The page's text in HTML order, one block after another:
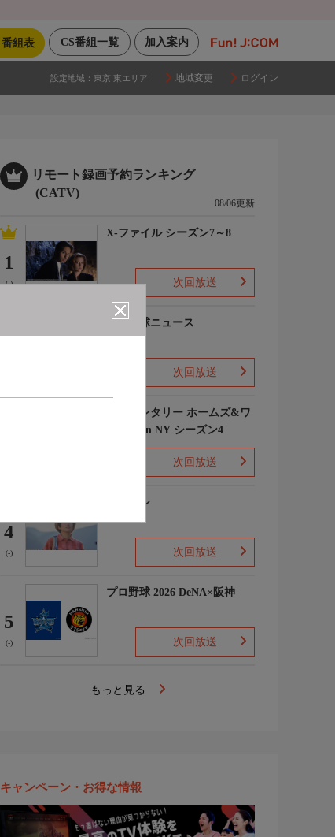
加入案内
CS番組一覧
番組表
設定地域： 東京 東エリア 地域変更 ログイン
リモート録画予約ランキング
(CATV)
08/06更新
1
(-)
X-ファイル シーズン7～8
次回放送
プロ野球ニュース
次回放送
エレメンタリー ホームズ&ワ
トソン in NY シーズン4
次回放送
4
(-)
下山メシ
次回放送
5
(-)
プロ野球 2026 DeNA×阪神
次回放送
もっと見る
キャンペーン・お得な情報